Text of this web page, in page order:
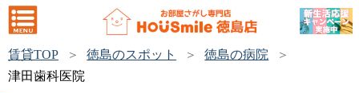
賃貸TOP 徳島のスポット
徳島の病院
津田歯科医院